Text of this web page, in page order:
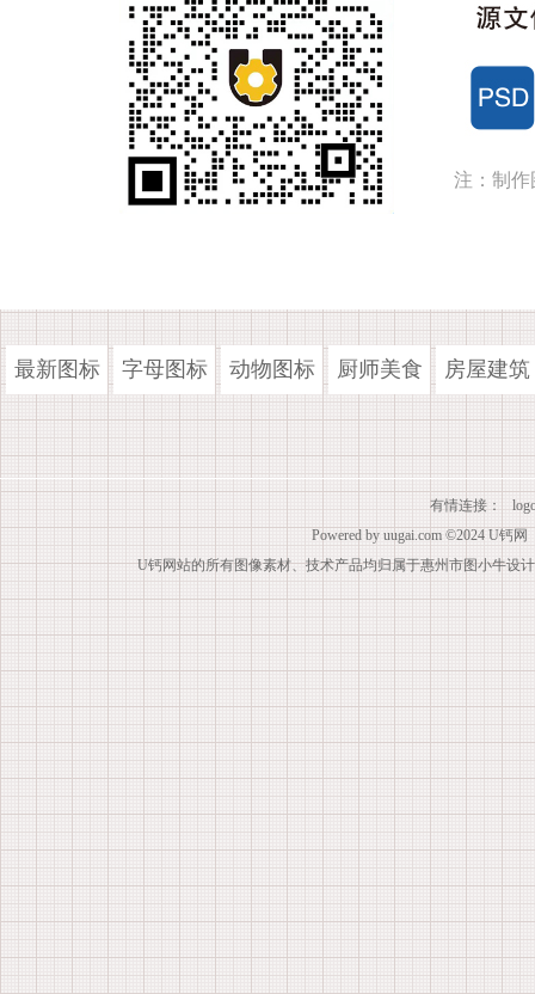
注：制作
最新图标 字母图标 动物图标 厨师美食 房屋建筑
有情连接：
Powered by uugai.com ©2024 U钙网
U钙网站的所有图像素材、技术产品均归属于惠州市图小牛设